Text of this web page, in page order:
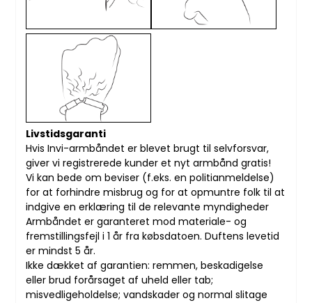
Livstidsgaranti
Hvis Invi-armbåndet er blevet brugt til selvforsvar,
giver vi registrerede kunder et nyt armbånd gratis!
Vi kan bede om beviser (f.eks. en politianmeldelse)
for at forhindre misbrug og for at opmuntre folk til at
indgive en erklæring til de relevante myndigheder
Armbåndet er garanteret mod materiale- og
fremstillingsfejl i 1 år fra købsdatoen. Duftens levetid
er mindst 5 år.
Ikke dækket af garantien: remmen, beskadigelse
eller brud forårsaget af uheld eller tab;
misvedligeholdelse; vandskader og normal slitage